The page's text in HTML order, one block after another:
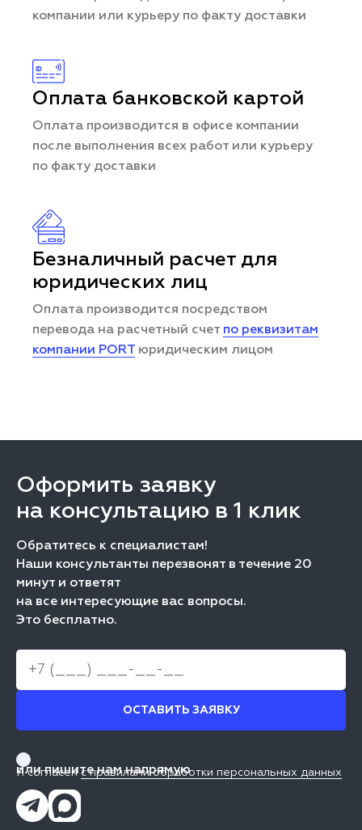
компании или курьеру по факту доставки
Оплата банковской картой
Оплата производится в офисе компании
после выполнения всех работ или курьеру
по факту доставки
Безналичный расчет для
юридических лиц
Оплата производится посредством
перевода на расчетный счет по реквизитам
компании PORT юридическим лицом
Оформить заявку
на консультацию в 1 клик
Обратитесь к специалистам!
Наши консультанты перезвонят в течение 20
минут и ответят
на все интересующие вас вопросы.
Это бесплатно.
ОСТАВИТЬ ЗАЯВКУ
Я согласен с правилами обработки персональных данных
или пишите нам напрямую